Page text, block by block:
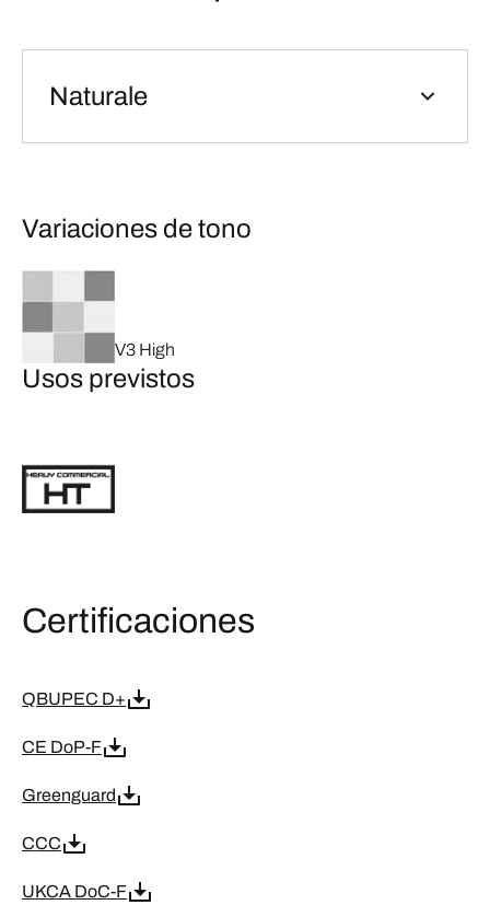
Naturale
Variaciones de tono
V3 High
Usos previstos
Certificaciones
QBUPEC D+
CE DoP-F
Greenguard
CCC
UKCA DoC-F